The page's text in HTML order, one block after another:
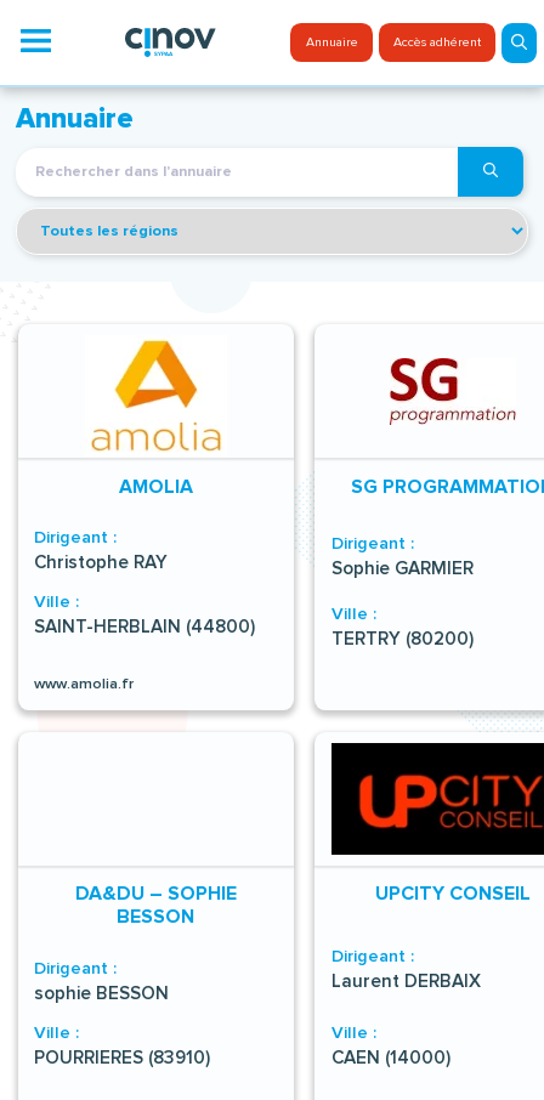
contenu
Menu Annuaire Accès adhérent
Annuaire
AMOLIA
Dirigeant :
Christophe RAY
Ville :
SAINT-HERBLAIN (44800)
www.amolia.fr
SG
Dirigeant :
Sophie GARMIER
Ville :
TERTRY (80200)
DA&DU – SOPHIE
BESSON
Dirigeant :
sophie BESSON
Ville :
POURRIERES (83910)
UPCITY CONSEIL
Dirigeant :
Laurent DERBAIX
Ville :
CAEN (14000)